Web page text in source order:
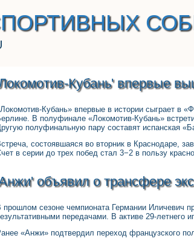
Кубань' впервые
Кубань» впервые в истории сыграет в
В полуфинале «Локомотив-Кубань»
полуфинальную пару составят испанская
состоявшаяся во вторник в Краснодаре,
в серии до трех побед стал 3−2 в пользу
объявил о трансфере
прошлом сезоне чемпионата Германии Иличевич
передачами. В активе 29-летнего
«Анжи» подтвердил переход французского